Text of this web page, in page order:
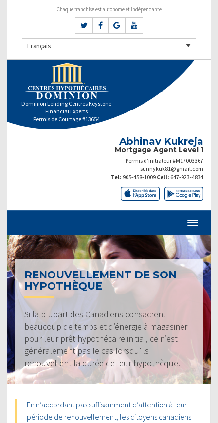
Chaque franchise est autonome et indépendante
Français
Dominion Lending Centres Keystone
Financial Experts
Permis de Courtage #13654
Abhinav Kukreja
Mortgage Agent Level 1
Permis d’initiateur #M17003367
sunnykuk81@gmail.com
Tel: 905-458-1009 Cell: 647-923-4834
RENOUVELLEMENT DE SON
HYPOTHÈQUE
Si la plupart des Canadiens consacrent
beaucoup de temps et d’énergie à magasiner
pour leur prêt hypothécaire initial, ce n’est
généralement pas le cas lorsqu’ils
renouvellent la durée de leur hypothèque.
En n’accordant pas suffisamment d’attention à leur
période de renouvellement, les citoyens canadiens